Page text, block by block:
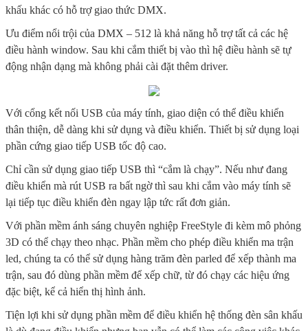
khấu khác có hỗ trợ giao thức DMX.
Ưu điểm nổi trội của DMX – 512 là khả năng hỗ trợ tất cả các hệ
điều hành window. Sau khi cắm thiết bị vào thì hệ điều hành sẽ tự
động nhận dạng mà không phải cài đặt thêm driver.
Với cổng kết nối USB của máy tính, giao diện có thể điều khiển
thân thiện, dễ dàng khi sử dụng và điều khiển. Thiết bị sử dụng loại
phần cứng giao tiếp USB tốc độ cao.
Chỉ cần sử dụng giao tiếp USB thì “cắm là chạy”. Nếu như đang
điều khiển mà rút USB ra bất ngờ thì sau khi cắm vào máy tính sẽ
lại tiếp tục điều khiển đèn ngay lập tức rất đơn giản.
Với phần mềm ánh sáng chuyên nghiệp FreeStyle đi kèm mô phỏng
3D có thể chạy theo nhạc. Phần mềm cho phép điều khiển ma trận
led, chúng ta có thể sử dụng hàng trăm đèn parled để xếp thành ma
trận, sau đó dùng phần mềm để xếp chữ, từ đó chạy các hiệu ứng
đặc biệt, kể cả hiển thị hình ảnh.
Tiện lợi khi sử dụng phần mềm để điều khiển hệ thống đèn sân khấu